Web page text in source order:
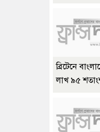
ব্রিটেনে
লাখ ৯৫